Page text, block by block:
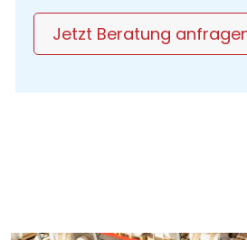
Jetzt Beratung